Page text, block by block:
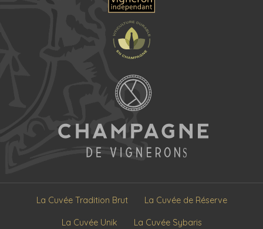
La Cuvée Tradition Brut La Cuvée de Réserve
La Cuvée Unik La Cuvée Sybaris